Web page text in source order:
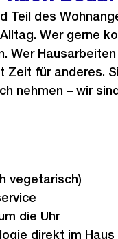
Teil des
Wer gerne
Wer
Zeit für anderes.
nehmen – wir
vegetarisch)
die Uhr
direkt im Haus